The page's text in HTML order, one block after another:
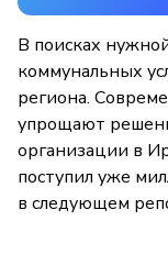
В поисках
коммунальных
региона.
упрощают
организации в
поступил уже
в следующем